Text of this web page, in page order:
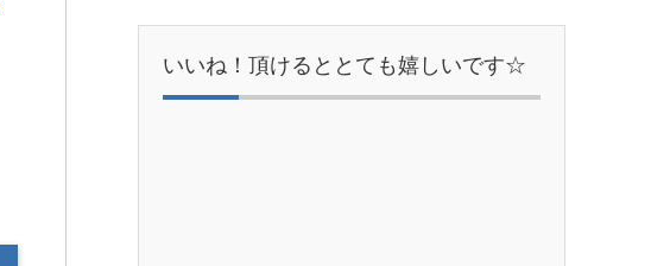
いいね！頂けるととても嬉しいです☆